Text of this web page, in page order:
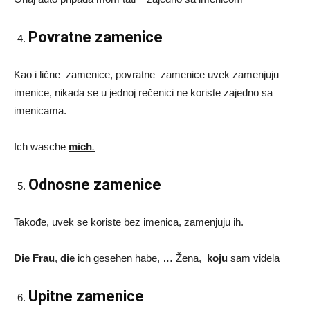
Povratne zamenice
Kao i lične zamenice, povratne zamenice uvek zamenjuju
imenice, nikada se u jednoj rečenici ne koriste zajedno sa
imenicama.
Ich wasche mich.
Odnosne zamenice
Takođe, uvek se koriste bez imenica, zamenjuju ih.
Die Frau, die ich gesehen habe, … Žena, koju sam videla
Upitne zamenice